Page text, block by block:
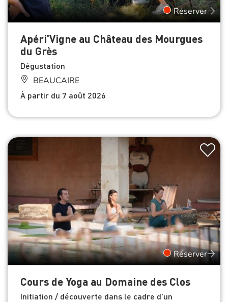
Réserver
Apéri'Vigne au Château des Mourgues
du Grès
Dégustation
BEAUCAIRE
À partir du 7 août 2026
Réserver
Cours de Yoga au Domaine des Clos
Initiation / découverte dans le cadre d'un